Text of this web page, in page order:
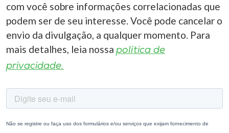
com você sobre informações correlacionadas que
podem ser de seu interesse. Você pode cancelar o
envio da divulgação, a qualquer momento. Para
mais detalhes, leia nossa política de
privacidade.